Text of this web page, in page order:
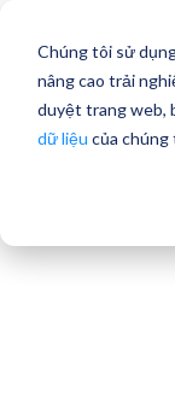
Chúng tôi sử
nâng cao trải
duyệt trang web,
dữ liệu của chúng